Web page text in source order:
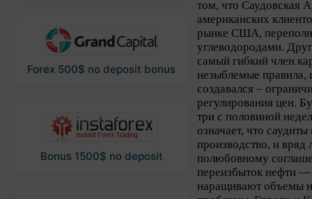
Forex 500$ no deposit bonus
Bonus 1500$ no deposit
том, что Саудовская
американских
рынке США,
углеводородами.
самый гибкий член
незыблемые правила,
создавался –
регулирования цен.
три с половиной
означает, что
производство, и вряд
полюбовному
переизбыток нефти
наращивают объемы